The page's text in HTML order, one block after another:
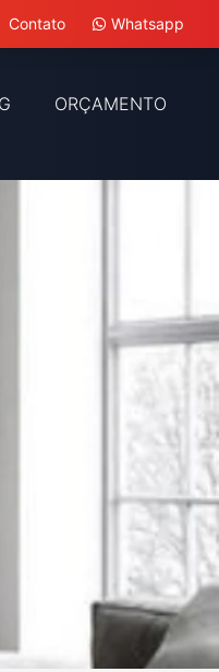
Contato Whatsapp
ORÇAMENTO